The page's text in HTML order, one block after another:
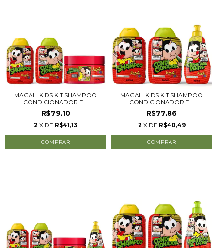
MAGALI KIDS KIT SHAMPOO
CONDICIONADOR E...
R$79,10
2 X DE R$41,13
MAGALI KIDS KIT SHAMPOO
CONDICIONADOR E...
R$77,86
2 X DE R$40,49